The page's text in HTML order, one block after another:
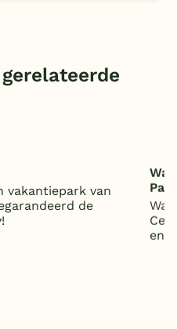
vakantiepark van
de
Wat
en